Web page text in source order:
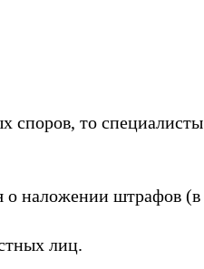
споров, то специалисты
о наложении штрафов (в
лиц.